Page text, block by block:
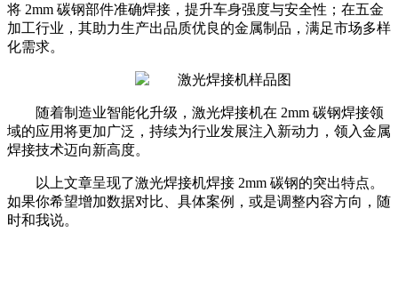
将 2mm 碳钢部件准确焊接，提升车身强度与安全性；在五金
加工行业，其助力生产出品质优良的金属制品，满足市场多样
化需求。
随着制造业智能化升级，激光焊接机在 2mm 碳钢焊接领
域的应用将更加广泛，持续为行业发展注入新动力，领入金属
焊接技术迈向新高度。
以上文章呈现了激光焊接机焊接 2mm 碳钢的突出特点。
如果你希望增加数据对比、具体案例，或是调整内容方向，随
时和我说。